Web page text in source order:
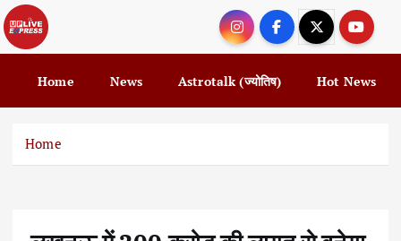
k
i
o
Home News Astrotalk (ज्योतिष) Hot News
Home